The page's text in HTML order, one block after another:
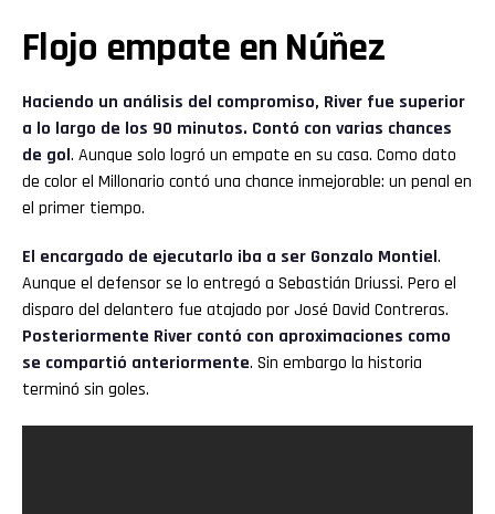
Flojo empate en Núñez
Haciendo un análisis del compromiso, River fue superior
a lo largo de los 90 minutos. Contó con varias chances
de gol. Aunque solo logró un empate en su casa. Como dato
de color el Millonario contó una chance inmejorable: un penal en
el primer tiempo.
El encargado de ejecutarlo iba a ser Gonzalo Montiel.
Aunque el defensor se lo entregó a Sebastián Driussi. Pero el
disparo del delantero fue atajado por José David Contreras.
Posteriormente River contó con aproximaciones como
se compartió anteriormente. Sin embargo la historia
terminó sin goles.